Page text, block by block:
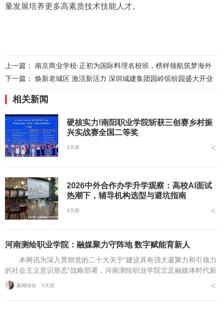
量发展培养更多高素质技术技能人才。
上一篇： 南京商业学校·正初为国际料理名校班，榜样领航筑梦海外
下一篇： 焕新老城区 激活新活力 深圳城建集团园岭缤纷园盛大开业
相关新闻
硬核实力!南阳职业学院斩获三创赛乡村振
兴实战赛全国二等奖
3天前
2026中外合作办学升学观察：高校AI面试
热潮下，辅导机构选型与避坑指南
3天前
河南测绘职业学院：融媒聚力守阵地 数字赋能育新人
本网讯为深入贯彻党的二十大关于“建设具有强大凝聚力和引领力
的社会主义意识形态”战略部署，河南测绘职业学院立足融媒体时代新
挑战，扎实推进在风险研判、机制创新、技术赋能、实践育人等方面
的路径分析与研...
新闻综合 ⋅ 5天前